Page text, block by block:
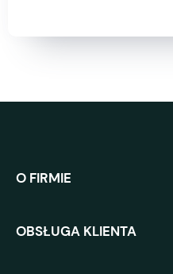
O FIRMIE
OBSŁUGA KLIENTA